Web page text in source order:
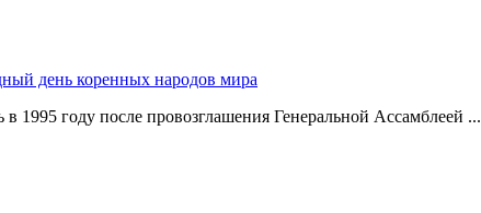
день коренных народов мира
в 1995 году после провозглашения Генеральной Ассамблеей ...